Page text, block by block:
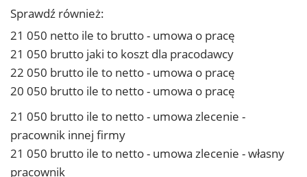
Sprawdź również:
21 050 netto ile to brutto - umowa o pracę
21 050 brutto jaki to koszt dla pracodawcy
22 050 brutto ile to netto - umowa o pracę
20 050 brutto ile to netto - umowa o pracę
21 050 brutto ile to netto - umowa zlecenie -
pracownik innej firmy
21 050 brutto ile to netto - umowa zlecenie - własny
pracownik